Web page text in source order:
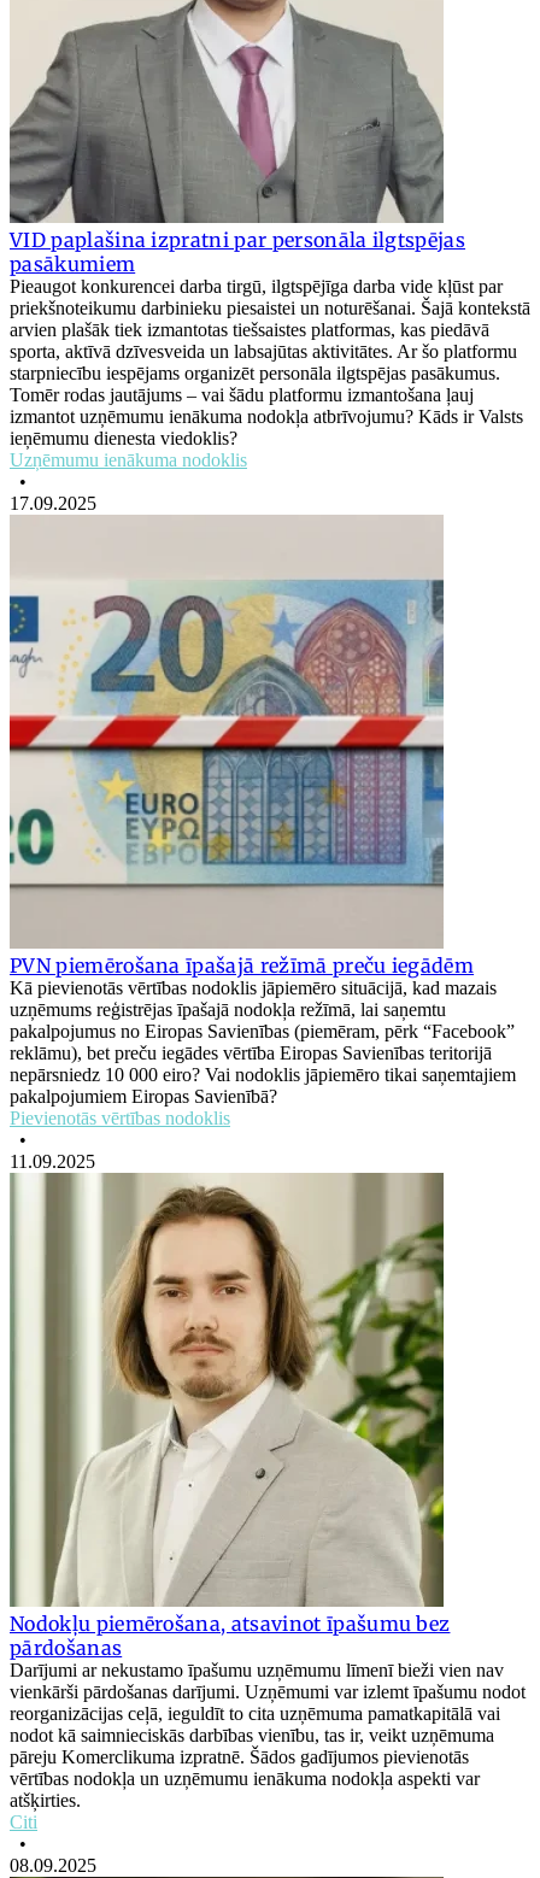
VID paplašina izpratni par personāla ilgtspējas
pasākumiem
Pieaugot konkurencei darba tirgū, ilgtspējīga darba vide kļūst par
priekšnoteikumu darbinieku piesaistei un noturēšanai. Šajā kontekstā
arvien plašāk tiek izmantotas tiešsaistes platformas, kas piedāvā
sporta, aktīvā dzīvesveida un labsajūtas aktivitātes. Ar šo platformu
starpniecību iespējams organizēt personāla ilgtspējas pasākumus.
Tomēr rodas jautājums – vai šādu platformu izmantošana ļauj
izmantot uzņēmumu ienākuma nodokļa atbrīvojumu? Kāds ir Valsts
ieņēmumu dienesta viedoklis?
Uzņēmumu ienākuma nodoklis
•
17.09.2025
PVN piemērošana īpašajā režīmā preču iegādēm
Kā pievienotās vērtības nodoklis jāpiemēro situācijā, kad mazais
uzņēmums reģistrējas īpašajā nodokļa režīmā, lai saņemtu
pakalpojumus no Eiropas Savienības (piemēram, pērk “Facebook”
reklāmu), bet preču iegādes vērtība Eiropas Savienības teritorijā
nepārsniedz 10 000 eiro? Vai nodoklis jāpiemēro tikai saņemtajiem
pakalpojumiem Eiropas Savienībā?
Pievienotās vērtības nodoklis
•
11.09.2025
Nodokļu piemērošana, atsavinot īpašumu bez
pārdošanas
Darījumi ar nekustamo īpašumu uzņēmumu līmenī bieži vien nav
vienkārši pārdošanas darījumi. Uzņēmumi var izlemt īpašumu nodot
reorganizācijas ceļā, ieguldīt to cita uzņēmuma pamatkapitālā vai
nodot kā saimnieciskās darbības vienību, tas ir, veikt uzņēmuma
pāreju Komerclikuma izpratnē. Šādos gadījumos pievienotās
vērtības nodokļa un uzņēmumu ienākuma nodokļa aspekti var
atšķirties.
Citi
•
08.09.2025